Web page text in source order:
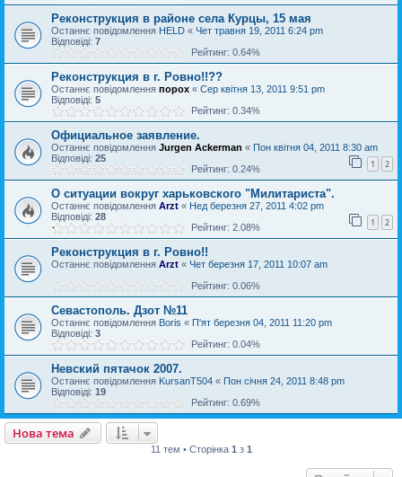
Реконструкция в районе села Курцы, 15 мая
Останнє повідомлення HELD « Чет травня 19, 2011 6:24 pm
Відповіді: 7
Рейтинг: 0.64%
Реконструкция в г. Ровно!!??
Останнє повідомлення порох « Сер квітня 13, 2011 9:51 pm
Відповіді: 5
Рейтинг: 0.34%
Официальное заявление.
Останнє повідомлення Jurgen Ackerman « Пон квітня 04, 2011 8:30 am
Відповіді: 25 1 2
Рейтинг: 0.24%
О ситуации вокруг харьковского "Милитариста".
Останнє повідомлення Arzt « Нед березня 27, 2011 4:02 pm
Відповіді: 28 1 2
Рейтинг: 2.08%
Реконструкция в г. Ровно!!
Останнє повідомлення Arzt « Чет березня 17, 2011 10:07 am
Рейтинг: 0.06%
Севастополь. Дзот №11
Останнє повідомлення Boris « П'ят березня 04, 2011 11:20 pm
Відповіді: 3
Рейтинг: 0.04%
Невский пятачок 2007.
Останнє повідомлення KursanT504 « Пон січня 24, 2011 8:48 pm
Відповіді: 19
Рейтинг: 0.69%
Нова тема
11 тем • Сторінка 1 з 1